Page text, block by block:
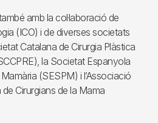
amb la col·laboració de
(ICO) i de diverses societats
Catalana de Cirurgia Plàstica
la Societat Espanyola
(SESPM) i l’Associació
Cirurgians de la Mama